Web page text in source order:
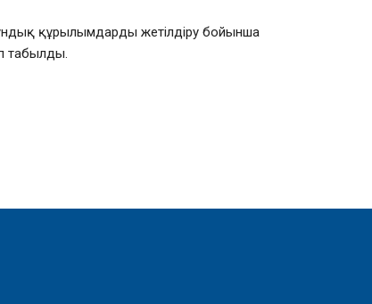
құрылымдарды жетілдіру бойынша
табылды.